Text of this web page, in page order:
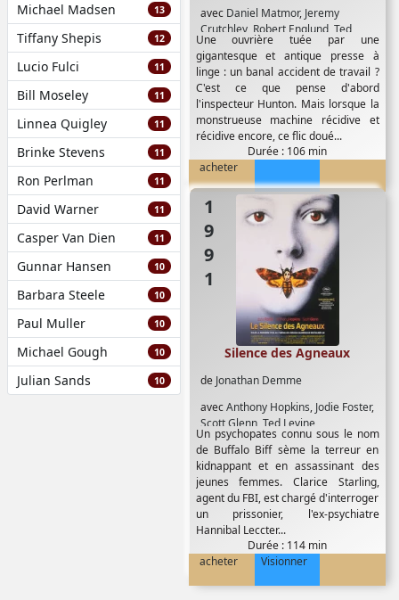
Michael Madsen 13
Tiffany Shepis 12
Lucio Fulci 11
Bill Moseley 11
Linnea Quigley 11
Brinke Stevens 11
Ron Perlman 11
David Warner 11
Casper Van Dien 11
Gunnar Hansen 10
Barbara Steele 10
Paul Muller 10
Michael Gough 10
Julian Sands 10
avec Daniel Matmor, Jeremy
Crutchley, Robert Englund, Ted
Levine,Vanessa Pike
Une ouvrière tuée par une
gigantesque et antique presse à
linge : un banal accident de travail ?
C'est ce que pense d'abord
l'inspecteur Hunton. Mais lorsque la
monstrueuse machine récidive et
récidive encore, ce flic doué...
Durée : 106 min
acheter
1991
de Jonathan Demme
avecAnthony Hopkins, Jodie Foster,
Scott Glenn, Ted Levine
Silence des Agneaux
Un psychopates connu sous le nom
de Buffalo Biff sème la terreur en
kidnappant et en assassinant des
jeunes femmes. Clarice Starling,
agent du FBI, est chargé d'interroger
un prissonier, l'ex-psychiatre
Hannibal Leccter...
Durée : 114 min
acheter
Visionner